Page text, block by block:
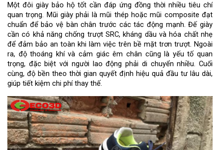
Một đôi giày bảo hộ tốt cần đáp ứng đồng thời nhiều tiêu chí
quan trọng. Mũi giày phải là mũi thép hoặc mũi composite đạt
chuẩn để bảo vệ bàn chân trước các tác động mạnh. Đế giày
cần có khả năng chống trượt SRC, kháng dầu và hóa chất nhẹ
để đảm bảo an toàn khi làm việc trên bề mặt trơn trượt. Ngoài
ra, độ thoáng khí và cảm giác êm chân cũng là yếu tố quan
trọng, đặc biệt với người lao động phải di chuyển nhiều. Cuối
cùng, độ bền theo thời gian quyết định hiệu quả đầu tư lâu dài,
giúp tiết kiệm chi phí thay thế.